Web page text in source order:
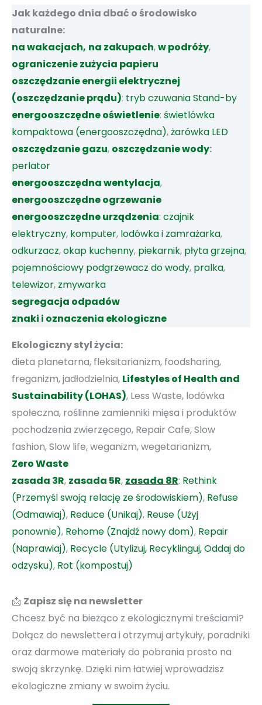
Jak każdego dnia dbać o środowisko
naturalne:
na wakacjach, na zakupach,w podróży,
ograniczenie zużycia papieru
oszczędzanie energii elektrycznej
(oszczędzanie prądu): tryb czuwania Stand-by
energooszczędne oświetlenie: świetlówka
kompaktowa (energooszczędna),żarówka LED
oszczędzanie gazu, oszczędzanie wody:
perlator
energooszczędna wentylacja,
energooszczędne ogrzewanie
energooszczędne urządzenia: czajnik
elektryczny, komputer, lodówka i zamrażarka,
odkurzacz,okap kuchenny, piekarnik, płyta grzejna,
pojemnościowy podgrzewacz do wody, pralka,
telewizor, zmywarka
segregacja odpadów
znaki i oznaczenia ekologiczne
Ekologiczny styl życia:
dieta planetarna, fleksitarianizm, foodsharing,
freganizm, jadłodzielnia, Lifestyles of Health and
Sustainability (LOHAS), Less Waste, lodówka
społeczna, roślinne zamienniki mięsa i produktów
pochodzenia zwierzęcego, Repair Cafe, Slow
fashion, Slow life, weganizm, wegetarianizm,
Zero Waste
zasada 3R, zasada 5R, zasada 8R: Rethink
(Przemyśl swoją relację ze środowiskiem), Refuse
(Odmawiaj), Reduce (Unikaj), Reuse (Użyj
ponownie), Rehome (Znajdź nowy dom), Repair
(Naprawiaj), Recycle (Utylizuj, Recyklinguj, Oddaj do
odzysku), Rot (kompostuj)
📩 Zapisz się na newsletter
Chcesz być na bieżąco z ekologicznymi treściami?
Dołącz do newslettera i otrzymuj artykuły, poradniki
oraz darmowe materiały do pobrania prosto na
swoją skrzynkę. Dzięki nim łatwiej wprowadzisz
ekologiczne zmiany w swoim życiu.